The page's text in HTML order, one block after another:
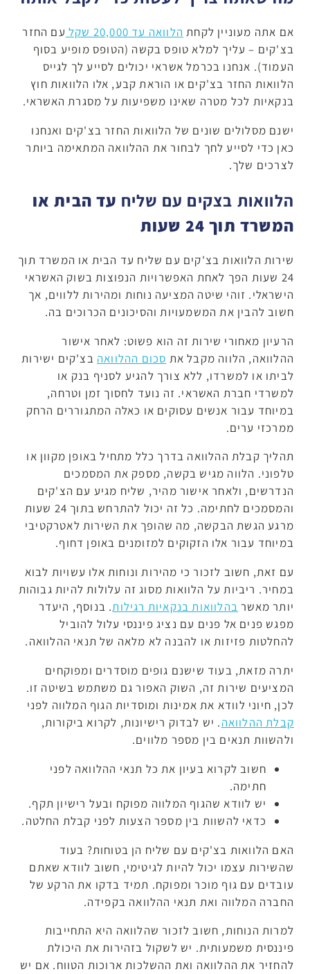
אם אתה מעוניין לקחת הלוואה עד 20,000 שקל
עם החזר
בצ'קים – עליך למלא טופס בקשה (הטופס מופיע בסוף
העמוד). אנחנו בכרמל אשראי יכולים לסייע לך לגייס
הלוואות החזר בצ'קים או הוראת קבע, אלו הלוואות חוץ
בנקאיות לכל מטרה שאינו משפיעות על מסגרת האשראי.
ישנם מסלולים שונים של הלוואות החזר בצ'קים ואנחנו
כאן כדי לסייע לחך לבחור את ההלוואה המתאימה ביותר
לצרכים שלך.
הלוואות בצקים עם שליח עד הבית או
המשרד תוך 24 שעות
שירות הלוואות בצ'קים עם שליח עד הבית או המשרד תוך
24 שעות הפך לאחת האפשרויות הנפוצות בשוק האשראי
הישראלי. זוהי שיטה המציעה נוחות ומהירות ללווים, אך
חשוב להבין את המשמעויות והסיכונים הכרוכים בה.
הרעיון מאחורי שירות זה הוא פשוט: לאחר אישור
ההלוואה, הלווה מקבל את סכום ההלוואה בצ'קים ישירות
לביתו או למשרדו, ללא צורך להגיע לסניף בנק או
למשרדי חברת האשראי. זה נועד לחסוך זמן וטרחה,
במיוחד עבור אנשים עסוקים או כאלה המתגוררים הרחק
ממרכזי ערים.
תהליך קבלת ההלוואה בדרך כלל מתחיל באופן מקוון או
טלפוני. הלווה מגיש בקשה, מספק את המסמכים
הנדרשים, ולאחר אישור מהיר, שליח מגיע עם הצ'קים
והמסמכים לחתימה. כל זה יכול להתרחש בתוך 24 שעות
מרגע הגשת הבקשה, מה שהופך את השירות לאטרקטיבי
במיוחד עבור אלו הזקוקים למזומנים באופן דחוף.
עם זאת, חשוב לזכור כי מהירות ונוחות אלו עשויות לבוא
במחיר. ריביות על הלוואות מסוג זה עלולות להיות גבוהות
יותר מאשר בהלוואות בנקאיות רגילות. בנוסף, היעדר
מפגש פנים אל פנים עם נציג פיננסי עלול להוביל
להחלטות פזיזות או להבנה לא מלאה של תנאי ההלוואה.
יתרה מזאת, בעוד שישנם גופים מוסדרים ומפוקחים
המציעים שירות זה, השוק האפור גם משתמש בשיטה זו.
לכן, חיוני לוודא את אמינות ומוסדיות הגוף המלווה לפני
קבלת ההלוואה. יש לבדוק רישיונות, לקרוא ביקורות,
ולהשוות תנאים בין מספר מלווים.
חשוב לקרוא בעיון את כל תנאי ההלוואה לפני
חתימה.
יש לוודא שהגוף המלווה מפוקח ובעל רישיון תקף.
כדאי להשוות בין מספר הצעות לפני קבלת החלטה.
האם הלוואות בצ'קים עם שליח הן בטוחות? בעוד
שהשירות עצמו יכול להיות לגיטימי, חשוב לוודא שאתם
עובדים עם גוף מוכר ומפוקח. תמיד בדקו את הרקע של
החברה המלווה ואת תנאי ההלוואה בקפידה.
למרות הנוחות, חשוב לזכור שהלוואה היא התחייבות
פיננסית משמעותית. יש לשקול בזהירות את היכולת
להחזיר את ההלוואה ואת ההשלכות ארוכות הטווח. אם יש